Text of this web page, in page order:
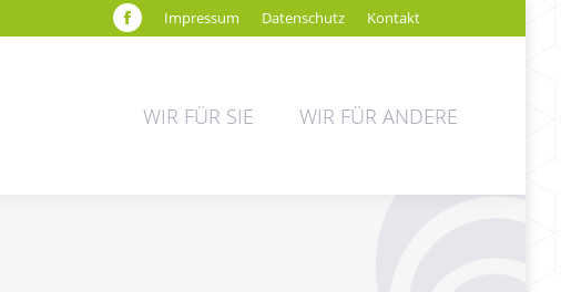
Facebook
Impressum Datenschutz Kontakt
WIR FÜR SIE WIR FÜR ANDERE